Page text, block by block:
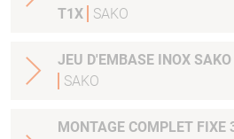
T1X
SAKO
JEU D'EMBASE INOX
SAKO
MONTAGE COMPLET